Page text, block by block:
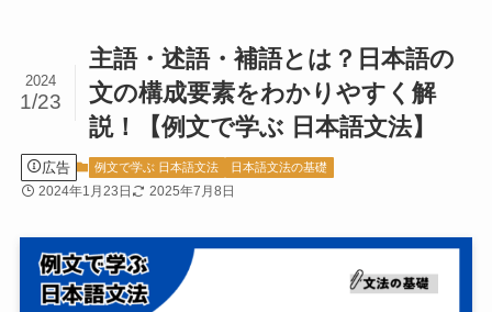
主語・述語・補語とは？日本語の
文の構成要素をわかりやすく解
説！【例文で学ぶ 日本語文法】
2024
1/23
広告 例文で学ぶ 日本語文法 日本語文法の基礎
2024年1月23日 2025年7月8日